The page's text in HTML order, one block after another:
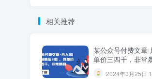
相关推荐
某公众号付费文章
单价三四千，非常
2024年3月25日